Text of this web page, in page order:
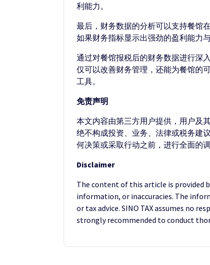
利能力。
最后，财务数据的分析可以支持餐馆
如果财务指标显示出强劲的盈利能力
通过对餐馆报税后的财务数据进行深
仅可以改善财务管理，还能为餐馆的
工具。
免责声明
本文内容由第三方用户提供，用户及
绝不构成投资、业务、法律或税务建
何决策或采取行动之前，进行全面的
Disclaimer
The content of this article is provided
information, or inaccuracies. The
or tax advice. SINO TAX assumes no
strongly recommended to conduct